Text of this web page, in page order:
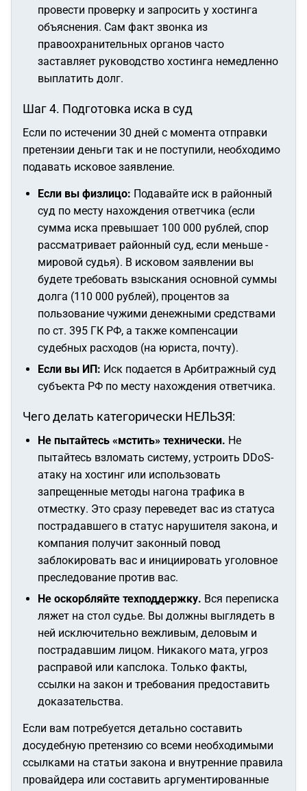
провести проверку и запросить у хостинга
объяснения. Сам факт звонка из
правоохранительных органов часто
заставляет руководство хостинга немедленно
выплатить долг.
Шаг 4. Подготовка иска в суд
Если по истечении 30 дней с момента отправки
претензии деньги так и не поступили, необходимо
подавать исковое заявление.
Если вы физлицо: Подавайте иск в районный
суд по месту нахождения ответчика (если
сумма иска превышает 100 000 рублей, спор
рассматривает районный суд, если меньше -
мировой судья). В исковом заявлении вы
будете требовать взыскания основной суммы
долга (110 000 рублей), процентов за
пользование чужими денежными средствами
по ст. 395 ГК РФ, а также компенсации
судебных расходов (на юриста, почту).
Если вы ИП: Иск подается в Арбитражный суд
субъекта РФ по месту нахождения ответчика.
Чего делать категорически НЕЛЬЗЯ:
Не пытайтесь «мстить» технически. Не
пытайтесь взломать систему, устроить DDoS-
атаку на хостинг или использовать
запрещенные методы нагона трафика в
отместку. Это сразу переведет вас из статуса
пострадавшего в статус нарушителя закона, и
компания получит законный повод
заблокировать вас и инициировать уголовное
преследование против вас.
Не оскорбляйте техподдержку. Вся переписка
ляжет на стол судье. Вы должны выглядеть в
ней исключительно вежливым, деловым и
пострадавшим лицом. Никакого мата, угроз
расправой или капслока. Только факты,
ссылки на закон и требования предоставить
доказательства.
Если вам потребуется детально составить
досудебную претензию со всеми необходимыми
ссылками на статьи закона и внутренние правила
провайдера или составить аргументированные